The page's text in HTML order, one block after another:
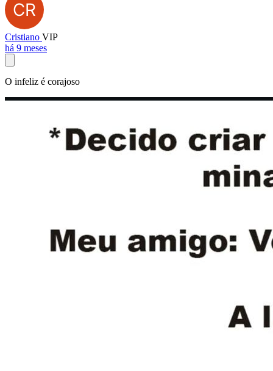
Cristiano VIP
há 9 meses
O infeliz é corajoso